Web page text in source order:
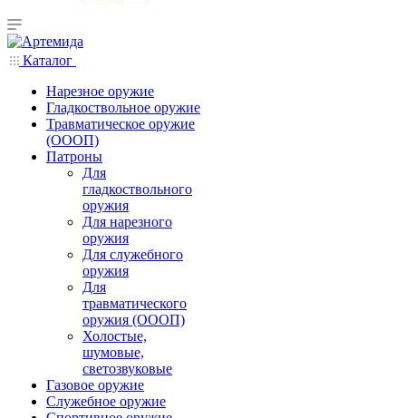
Каталог
Нарезное оружие
Гладкоствольное оружие
Травматическое оружие
(ОООП)
Патроны
Для
гладкоствольного
оружия
Для нарезного
оружия
Для служебного
оружия
Для
травматического
оружия (ОООП)
Холостые,
шумовые,
светозвуковые
Газовое оружие
Служебное оружие